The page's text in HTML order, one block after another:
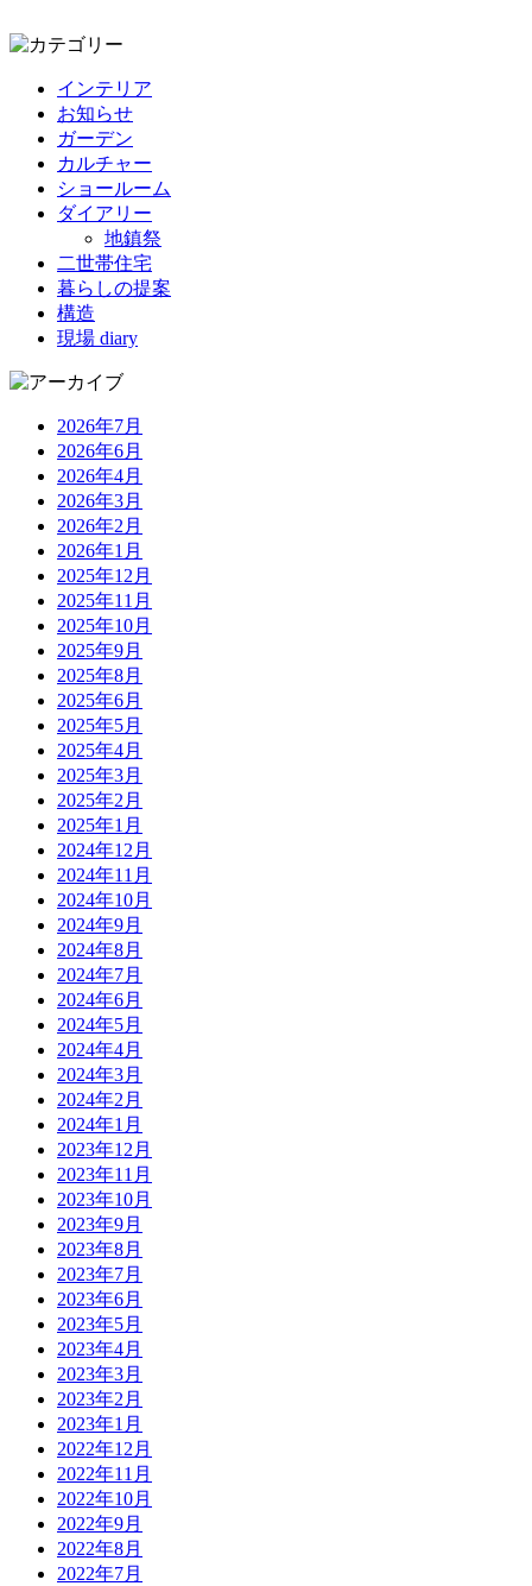
インテリア
お知らせ
ガーデン
カルチャー
ショールーム
ダイアリー
地鎮祭
二世帯住宅
暮らしの提案
構造
現場 diary
2026年7月
2026年6月
2026年4月
2026年3月
2026年2月
2026年1月
2025年12月
2025年11月
2025年10月
2025年9月
2025年8月
2025年6月
2025年5月
2025年4月
2025年3月
2025年2月
2025年1月
2024年12月
2024年11月
2024年10月
2024年9月
2024年8月
2024年7月
2024年6月
2024年5月
2024年4月
2024年3月
2024年2月
2024年1月
2023年12月
2023年11月
2023年10月
2023年9月
2023年8月
2023年7月
2023年6月
2023年5月
2023年4月
2023年3月
2023年2月
2023年1月
2022年12月
2022年11月
2022年10月
2022年9月
2022年8月
2022年7月